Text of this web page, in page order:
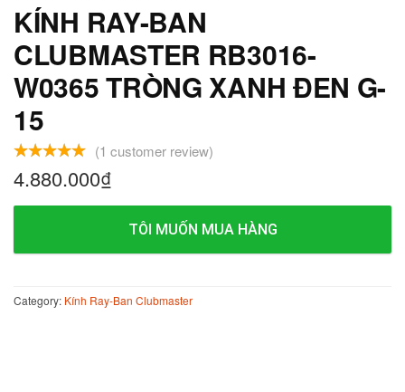
KÍNH RAY-BAN
CLUBMASTER RB3016-
W0365 TRÒNG XANH ĐEN G-
15
(1 customer review)
4.880.000₫
TÔI MUỐN MUA HÀNG
Category: Kính Ray-Ban Clubmaster